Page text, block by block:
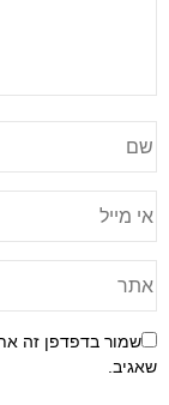
שמור בדפדפן זה
שאגיב.